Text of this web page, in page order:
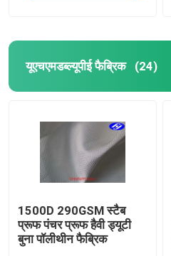
यूएचएमडब्ल्यूपीई फैब्रिक (24)
1500D 290GSM स्टैब
प्रूफ पंचर प्रूफ हैवी ड्यूटी
बुना पॉलीथीन फैब्रिक